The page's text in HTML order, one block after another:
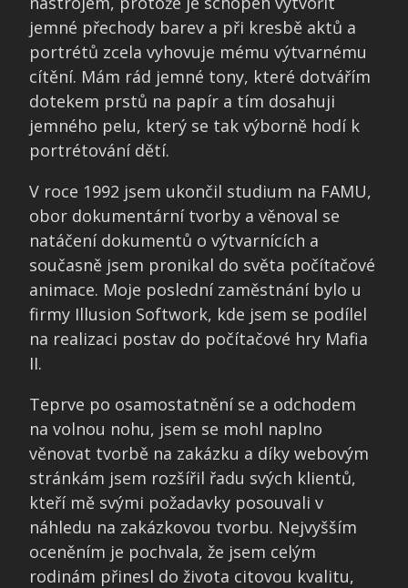
jemné přechody barev a při kresbě aktů a
portrétů zcela vyhovuje mému výtvarnému
cítění. Mám rád jemné tony, které dotvářím
dotekem prstů na papír a tím dosahuji
jemného pelu, který se tak výborně hodí k
portrétování dětí.
V roce 1992 jsem ukončil studium na FAMU,
obor dokumentární tvorby a věnoval se
natáčení dokumentů o výtvarnících a
současně jsem pronikal do světa počítačové
animace. Moje poslední zaměstnání bylo u
firmy Illusion Softwork, kde jsem se podílel
na realizaci postav do počítačové hry Mafia
II.
Teprve po osamostatnění se a odchodem
na volnou nohu, jsem se mohl naplno
věnovat tvorbě na zakázku a díky webovým
stránkám jsem rozšířil řadu svých klientů,
kteří mě svými požadavky posouvali v
náhledu na zakázkovou tvorbu. Nejvyšším
oceněním je pochvala, že jsem celým
rodinám přinesl do života citovou kvalitu,